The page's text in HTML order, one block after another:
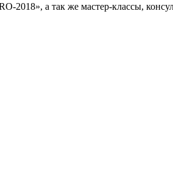
2018», а так же мастер-классы,